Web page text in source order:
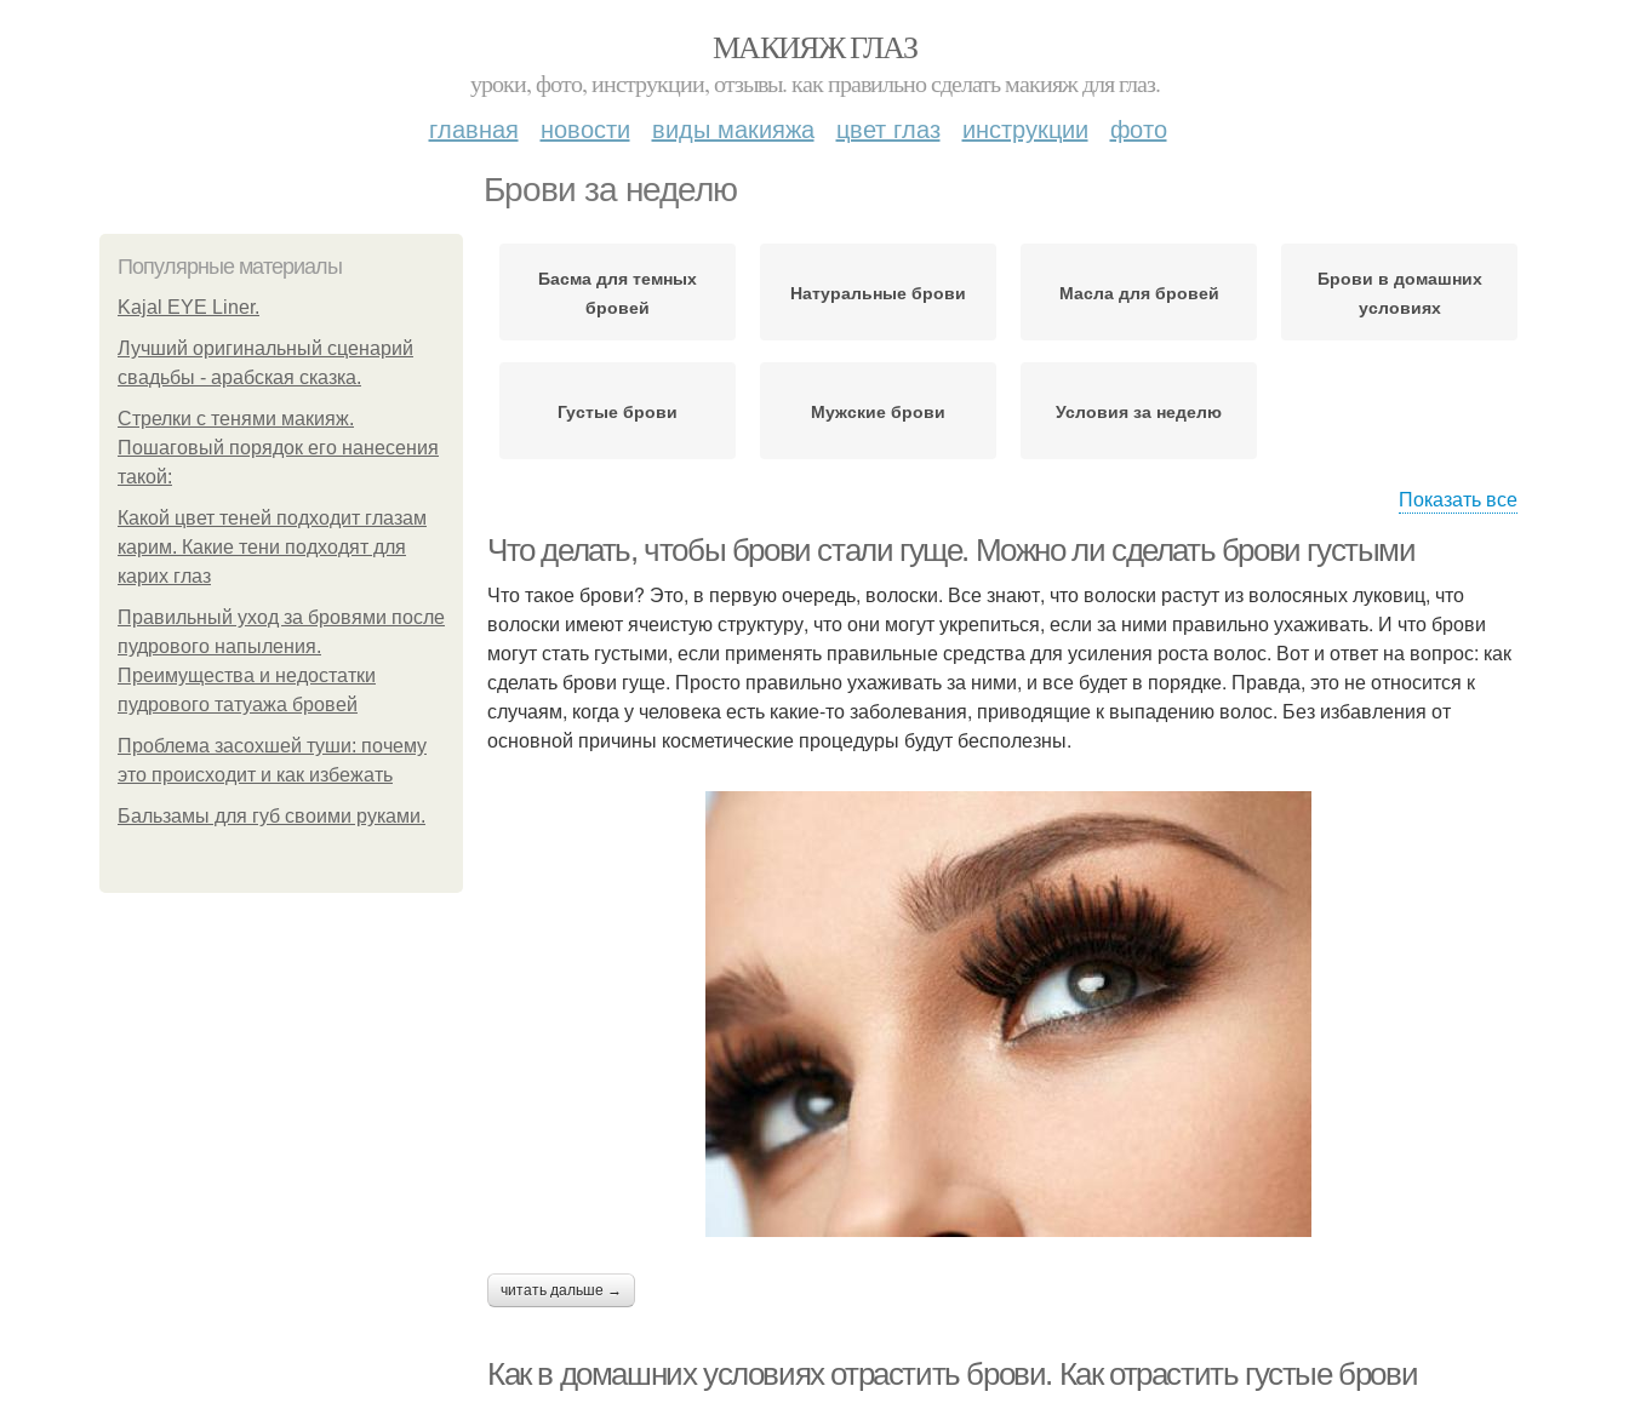
МАКИЯЖ ГЛАЗ
уроки, фото, инструкции, отзывы. как правильно сделать макияж для глаз.
главная новости виды макияжа цвет глаз инструкции фото
Брови за неделю
Популярные материалы
Kajal EYE Liner.
Лучший оригинальный сценарий
свадьбы - арабская сказка.
Стрелки с тенями макияж.
Пошаговый порядок его нанесения
такой:
Какой цвет теней подходит глазам
карим. Какие тени подходят для
карих глаз
Правильный уход за бровями после
пудрового напыления.
Преимущества и недостатки
пудрового татуажа бровей
Проблема засохшей туши: почему
это происходит и как избежать
Бальзамы для губ своими руками.
Басма для темных
бровей
Натуральные брови Масла для бровей
Брови в домашних
условиях
Густые брови Мужские брови Условия за неделю
Показать все
Что делать, чтобы брови стали гуще. Можно ли сделать брови густыми
Что такое брови? Это, в первую очередь, волоски. Все знают, что волоски растут из волосяных луковиц, что
волоски имеют ячеистую структуру, что они могут укрепиться, если за ними правильно ухаживать. И что брови
могут стать густыми, если применять правильные средства для усиления роста волос. Вот и ответ на вопрос: как
сделать брови гуще. Просто правильно ухаживать за ними, и все будет в порядке. Правда, это не относится к
случаям, когда у человека есть какие-то заболевания, приводящие к выпадению волос. Без избавления от
основной причины косметические процедуры будут бесполезны.
читать дальше →
Как в домашних условиях отрастить брови. Как отрастить густые брови